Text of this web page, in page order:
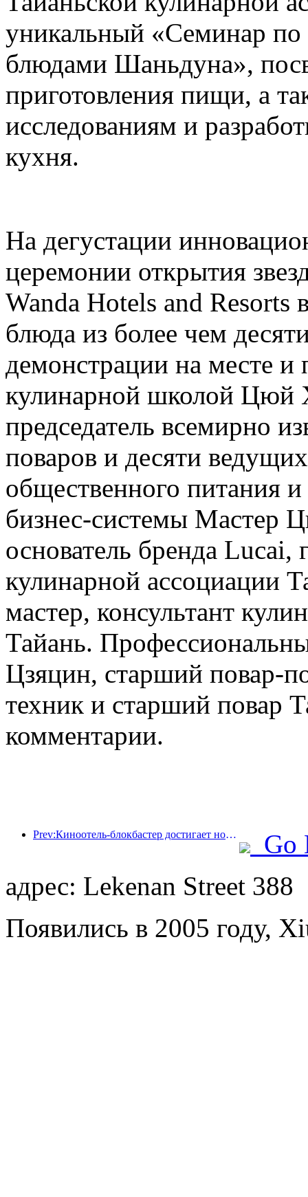
уникальный «Семинар
блюдами Шаньдуна»,
приготовления пищи, а
исследованиям и
кухня.
На дегустации
церемонии открытия
Wanda Hotels and Resorts
блюда из более чем
демонстрации на месте и
кулинарной школой Цюй
председатель всемирно
поваров и десяти
общественного питания
бизнес-системы Мастер
основатель бренда
кулинарной ассоциации
мастер, консультант
Тайань.
Цзяцин, старший повар-
техник и старший повар
комментарии.
Prev:Киноотель-блокбастер достигает новых высот, занимая лидирующие позиции в сфере тематических отелей в кино
Go
адрес: Lekenan Street 388
Появились в 2005 году,